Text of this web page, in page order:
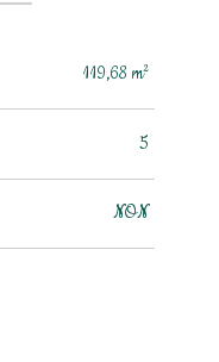
119,68 m²
5
NON